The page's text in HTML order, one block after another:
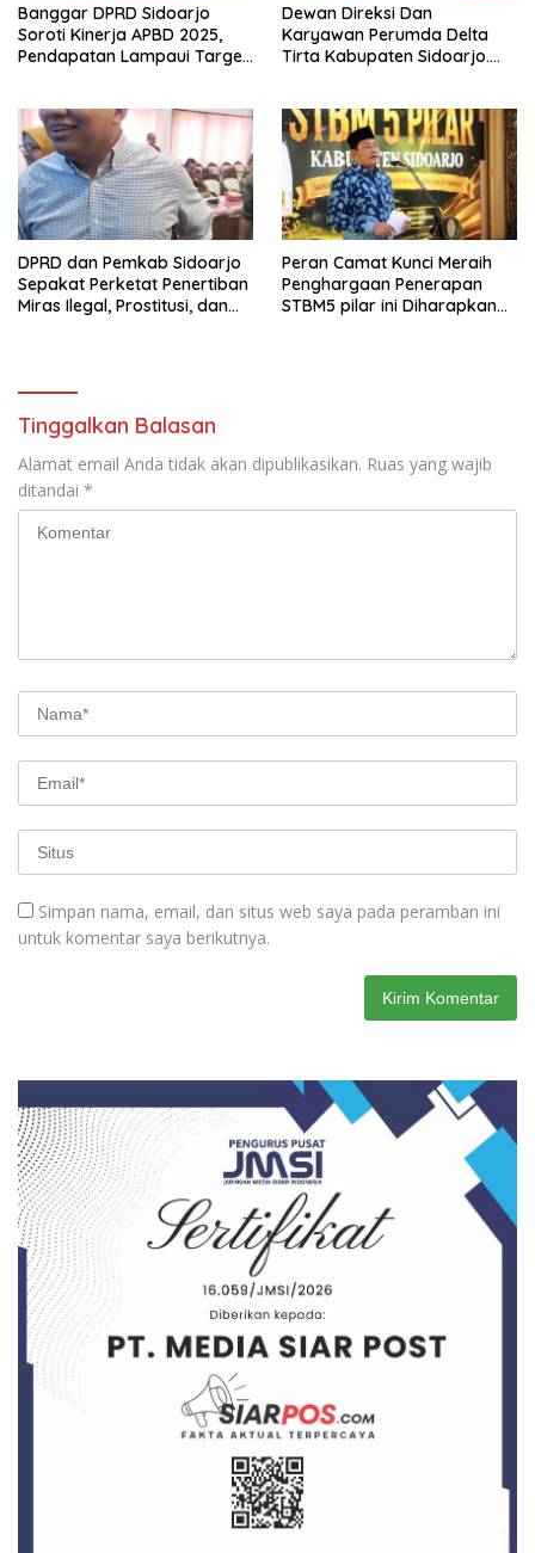
Banggar DPRD Sidoarjo
Soroti Kinerja APBD 2025,
Pendapatan Lampaui Target
Dewan Direksi Dan
Karyawan Perumda Delta
Tirta Kabupaten Sidoarjo.
Tahun. 17 Agustus 1945- 17
Agustus Tahun 2026
DPRD dan Pemkab Sidoarjo
Sepakat Perketat Penertiban
Miras Ilegal, Prostitusi, dan
Peran Camat Kunci Meraih
Penghargaan Penerapan
STBM5 pilar ini Diharapkan
Tinggalkan Balasan
Alamat email Anda tidak akan dipublikasikan. Ruas yang wajib
ditandai *
Simpan nama, email, dan situs web saya pada peramban ini
untuk komentar saya berikutnya.